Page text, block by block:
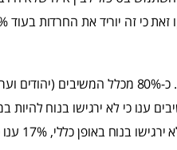
גם חוסר הידע והסטיגמה ממשיכים. כ-